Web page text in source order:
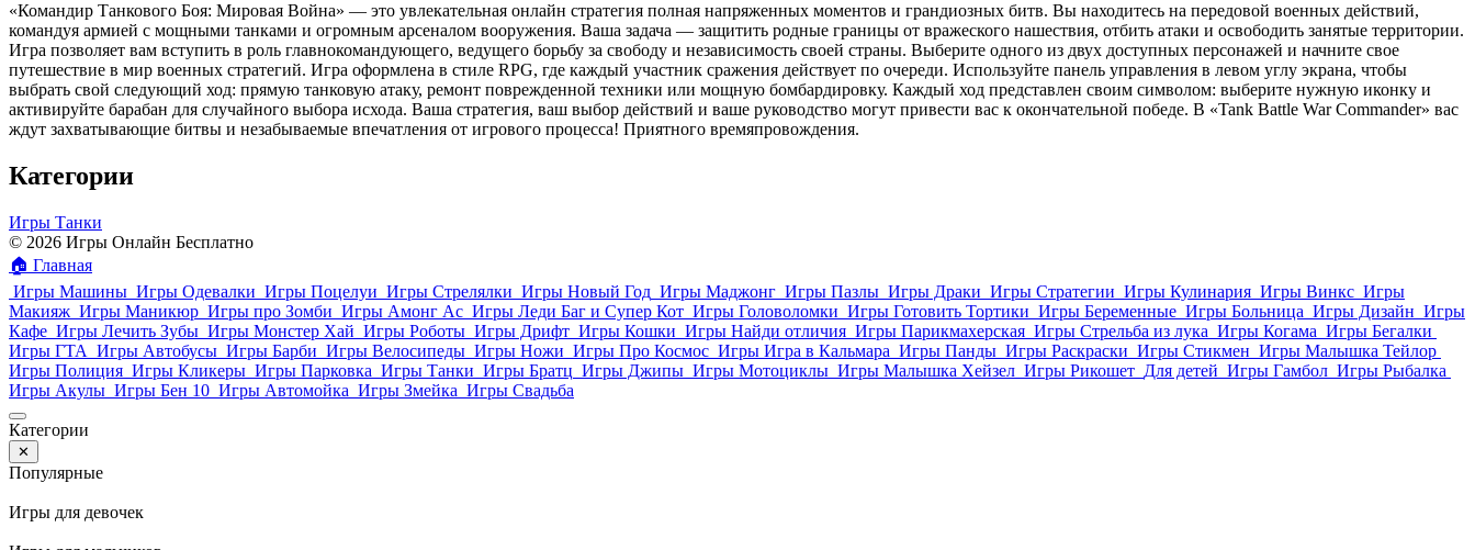
«Командир Танкового Боя: Мировая Война» — это увлекательная онлайн стратегия полная напряженных моментов и грандиозных битв. Вы находитесь на передовой военных действий,
командуя армией с мощными танками и огромным арсеналом вооружения. Ваша задача — защитить родные границы от вражеского нашествия, отбить атаки и освободить занятые территории.
Игра позволяет вам вступить в роль главнокомандующего, ведущего борьбу за свободу и независимость своей страны. Выберите одного из двух доступных персонажей и начните свое
путешествие в мир военных стратегий. Игра оформлена в стиле RPG, где каждый участник сражения действует по очереди. Используйте панель управления в левом углу экрана, чтобы
выбрать свой следующий ход: прямую танковую атаку, ремонт поврежденной техники или мощную бомбардировку. Каждый ход представлен своим символом: выберите нужную иконку и
активируйте барабан для случайного выбора исхода. Ваша стратегия, ваш выбор действий и ваше руководство могут привести вас к окончательной победе. В «Tank Battle War Commander» вас
ждут захватывающие битвы и незабываемые впечатления от игрового процесса! Приятного времяпровождения.
Категории
Игры Танки
© 2026 Игры Онлайн Бесплатно
🏠 Главная
Игры Машины Игры Одевалки Игры Поцелуи Игры Стрелялки Игры Новый Год Игры Маджонг Игры Пазлы Игры Драки Игры Стратегии Игры Кулинария Игры Винкс Игры
Макияж Игры Маникюр Игры про Зомби Игры Амонг Ас Игры Леди Баг и Супер Кот Игры Головоломки Игры Готовить Тортики Игры Беременные Игры Больница Игры Дизайн Игры
Кафе Игры Лечить Зубы Игры Монстер Хай Игры Роботы Игры Дрифт Игры Кошки Игры Найди отличия Игры Парикмахерская Игры Стрельба из лука Игры Когама Игры Бегалки
Игры ГТА Игры Автобусы Игры Барби Игры Велосипеды Игры Ножи Игры Про Космос Игры Игра в Кальмара Игры Панды Игры Раскраски Игры Стикмен Игры Малышка Тейлор
Игры Полиция Игры Кликеры Игры Парковка Игры Танки Игры Братц Игры Джипы Игры Мотоциклы Игры Малышка Хейзел Игры Рикошет Для детей Игры Гамбол Игры Рыбалка
Игры Акулы Игры Бен 10 Игры Автомойка Игры Змейка Игры Свадьба
Категории
✕
Популярные
Игры для девочек